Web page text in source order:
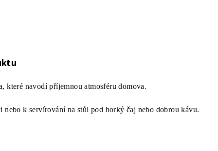
které navodí příjemnou atmosféru domova.
nebo k servírování na stůl pod horký čaj nebo dobrou kávu.